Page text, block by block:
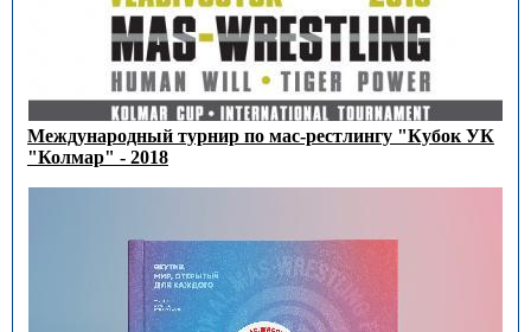
Международный турнир по мас-рестлингу "Кубок УК
"Колмар" - 2018